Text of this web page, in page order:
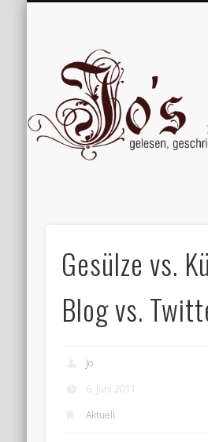
Gesülze vs.
Blog vs.
Jo
6. Juni 2011
Aktuell